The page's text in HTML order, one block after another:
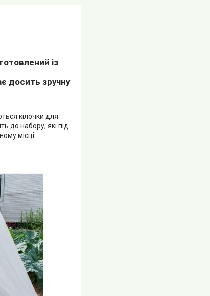
із
досить зручну
кілочки для
до набору, які під
місці.